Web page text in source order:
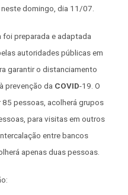
domingo, dia 11/07.
foi preparada e adaptada
autoridades públicas em
garantir o distanciamento
prevenção da COVID-19. O
pessoas, acolherá grupos
para visitas em outros
entre bancos
apenas duas pessoas.